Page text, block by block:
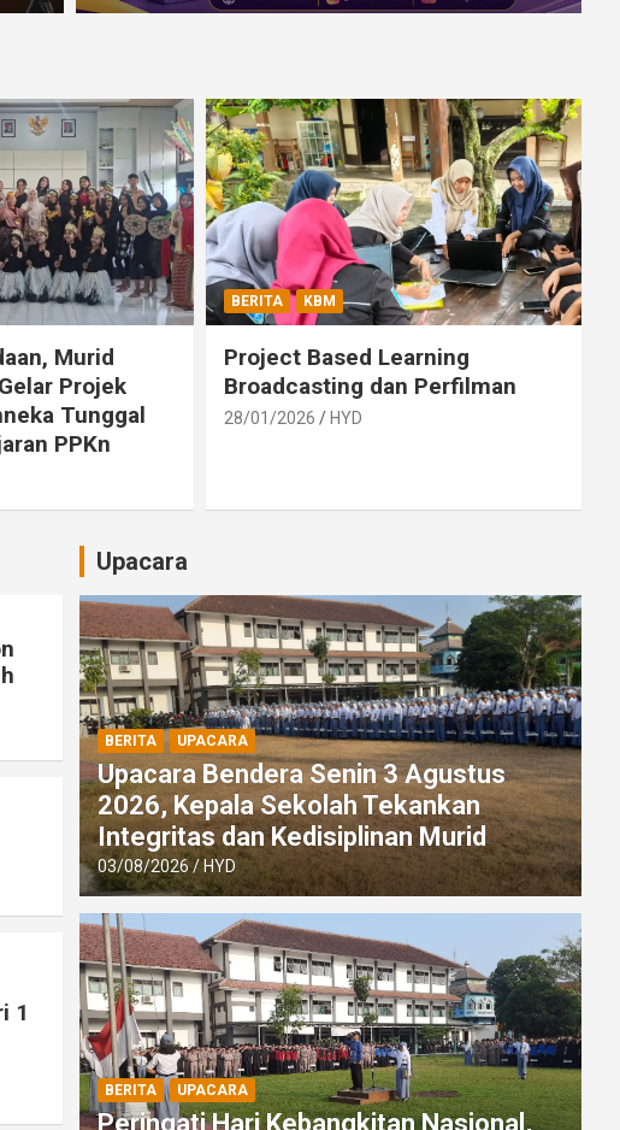
Murid
Projek
Tunggal
PPKn
BERITA KBM
Project Based Learning
Broadcasting dan Perfilman
28/01/2026 HYD
1
Upacara
BERITA UPACARA
Upacara Bendera Senin 3 Agustus
2026, Kepala Sekolah Tekankan
Integritas dan Kedisiplinan Murid
03/08/2026 HYD
BERITA UPACARA
Peringati Hari Kebangkitan Nasional,